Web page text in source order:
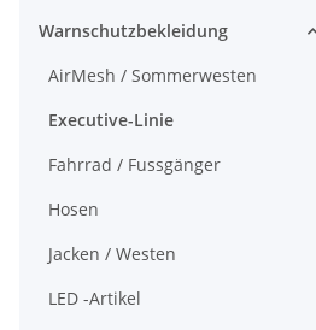
Warnschutzbekleidung
AirMesh / Sommerwesten
Executive-Linie
Fahrrad / Fussgänger
Hosen
Jacken / Westen
LED -Artikel